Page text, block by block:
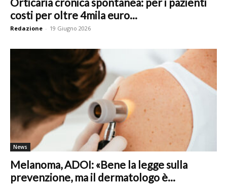
costi per oltre 4mila euro...
Redazione - 19 Giugno 2026
News
Melanoma, ADOI: «Bene la legge sulla
prevenzione, ma il dermatologo è...